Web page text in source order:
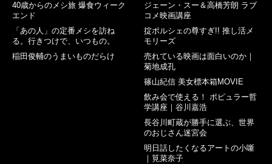
40歳からのメシ旅 爆食ウィーク
エンド
「あの人」の定番メシを訪ね
る。行きつけで、いつもの。
稲田俊輔のうまいものだらけ
ジェーン・スー＆高橋芳朗 ラブ
コメ映画講座
掟ポルシェの尊すぎ!! 推し活メ
モリーズ
売れている映画は面白いのか｜
菊地成孔
篠山紀信 美女標本箱MOVIE
飲み会で使える！ ポピュラー哲
学講座｜谷川嘉浩
長谷川町蔵が勝手に選ぶ、世界
のおじさん迷宮会
明日話したくなるアートの小噺
｜筧菜奈子